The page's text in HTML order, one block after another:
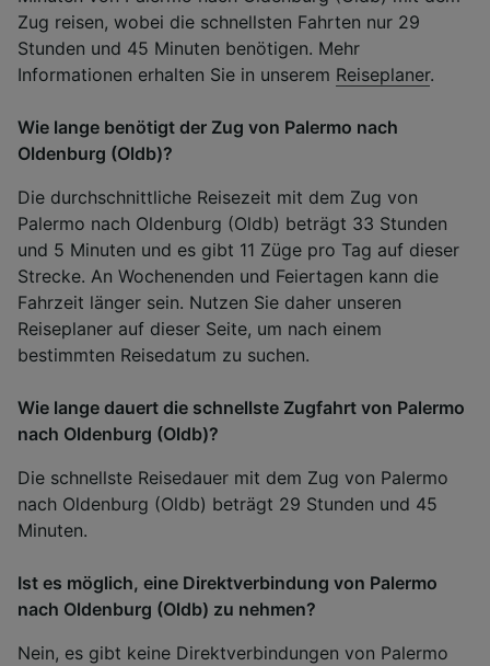
Zug reisen, wobei die schnellsten Fahrten nur 29
Stunden und 45 Minuten benötigen. Mehr
Informationen erhalten Sie in unserem Reiseplaner.
Wie lange benötigt der Zug von Palermo nach
Oldenburg (Oldb)?
Die durchschnittliche Reisezeit mit dem Zug von
Palermo nach Oldenburg (Oldb) beträgt 33 Stunden
und 5 Minuten und es gibt 11 Züge pro Tag auf dieser
Strecke. An Wochenenden und Feiertagen kann die
Fahrzeit länger sein. Nutzen Sie daher unseren
Reiseplaner auf dieser Seite, um nach einem
bestimmten Reisedatum zu suchen.
Wie lange dauert die schnellste Zugfahrt von Palermo
nach Oldenburg (Oldb)?
Die schnellste Reisedauer mit dem Zug von Palermo
nach Oldenburg (Oldb) beträgt 29 Stunden und 45
Minuten.
Ist es möglich, eine Direktverbindung von Palermo
nach Oldenburg (Oldb) zu nehmen?
Nein, es gibt keine Direktverbindungen von Palermo